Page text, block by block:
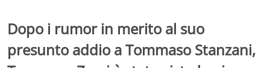
Dopo i rumor in merito al suo
presunto addio a Tommaso Stanzani,